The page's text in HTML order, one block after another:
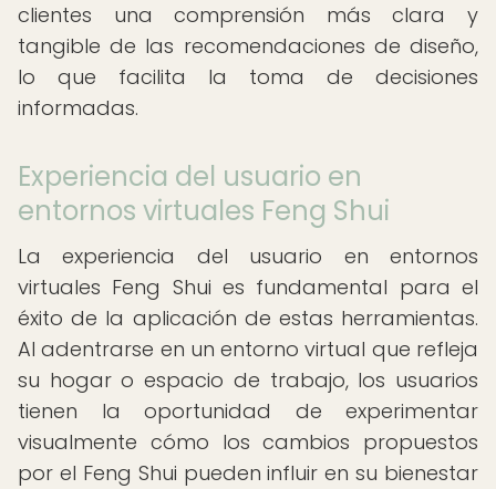
clientes una comprensión más clara y
tangible de las recomendaciones de diseño,
lo que facilita la toma de decisiones
informadas.
Experiencia del usuario en
entornos virtuales Feng Shui
La experiencia del usuario en entornos
virtuales Feng Shui es fundamental para el
éxito de la aplicación de estas herramientas.
Al adentrarse en un entorno virtual que refleja
su hogar o espacio de trabajo, los usuarios
tienen la oportunidad de experimentar
visualmente cómo los cambios propuestos
por el Feng Shui pueden influir en su bienestar